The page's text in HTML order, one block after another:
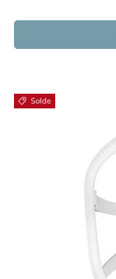
Solde